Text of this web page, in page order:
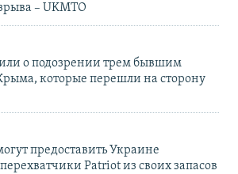
– UKMTO
о подозрении трем бывшим
которые перешли на сторону
предоставить Украине
Patriot из своих запасов